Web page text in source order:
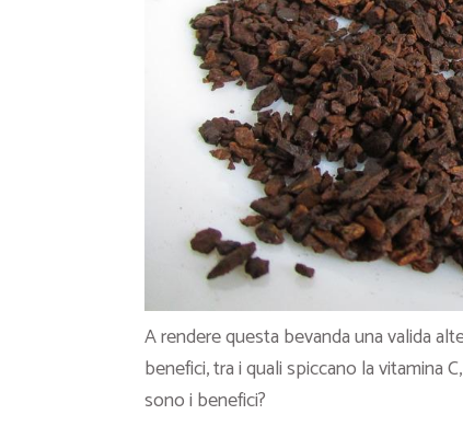
A rendere questa bevanda una valida
benefici, tra i quali spiccano la vitamina
sono i benefici?